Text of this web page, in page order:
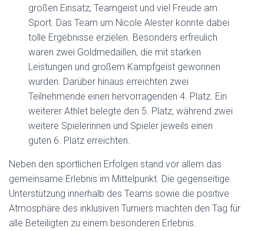
großen Einsatz, Teamgeist und viel Freude am
Sport. Das Team um Nicole Alester konnte dabei
tolle Ergebnisse erzielen. Besonders erfreulich
waren zwei Goldmedaillen, die mit starken
Leistungen und großem Kampfgeist gewonnen
wurden. Darüber hinaus erreichten zwei
Teilnehmende einen hervorragenden 4. Platz. Ein
weiterer Athlet belegte den 5. Platz, während zwei
weitere Spielerinnen und Spieler jeweils einen
guten 6. Platz erreichten.
Neben den sportlichen Erfolgen stand vor allem das
gemeinsame Erlebnis im Mittelpunkt. Die gegenseitige
Unterstützung innerhalb des Teams sowie die positive
Atmosphäre des inklusiven Turniers machten den Tag für
alle Beteiligten zu einem besonderen Erlebnis.